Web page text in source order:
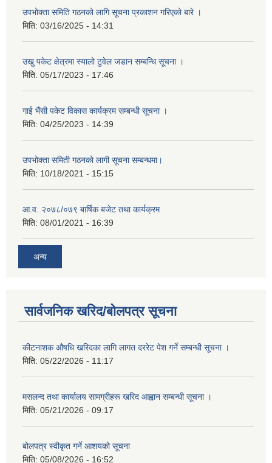
उपभोक्ता समिति गठनको लागि सूचना प्रकाशन गरिएको बारे ।
मिति: 03/16/2025 - 14:31
उखु पकेट क्षेत्रमा स्यालो टुवेल जडान सम्बन्धि सूचना ।
मिति: 05/17/2023 - 17:46
गाई भैंसी पकेट विकास कार्यक्रम सम्बन्धी सूचना ।
मिति: 04/25/2023 - 14:39
उपभोक्ता समिती गठनको लागी सूचना सम्बन्धमा।
मिति: 10/18/2021 - 15:15
आ.व. २०७८/०७९ बार्षिक बजेट तथा कार्यक्रम
मिति: 08/01/2021 - 16:39
अन्य
सार्वजनिक खरिद/बोलपत्र सूचना
कीटनाशक औषधि खरिदका लागि लागत दररेट पेश गर्ने सम्बन्धी सूचना ।
मिति: 05/22/2026 - 11:17
मसलन्द तथा कार्यालय सामग्रीहरू खरिद आह्वान सम्बन्धी सूचना ।
मिति: 05/21/2026 - 09:17
बोलपत्र स्वीकृत गर्ने आशयको सूचना
मिति: 05/08/2026 - 16:52